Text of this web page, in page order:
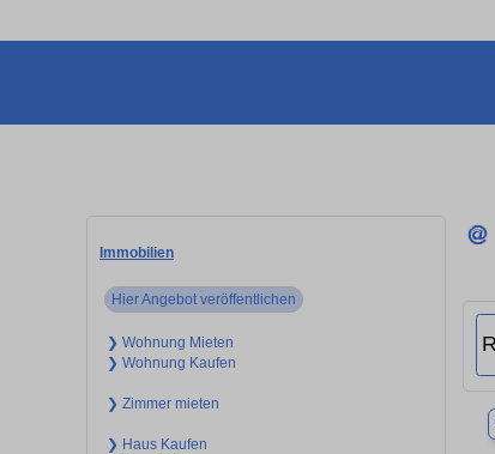
Immobilien
Hier Angebot veröffentlichen
❯ Wohnung Mieten
❯ Wohnung Kaufen
❯ Zimmer mieten
❯ Haus Kaufen